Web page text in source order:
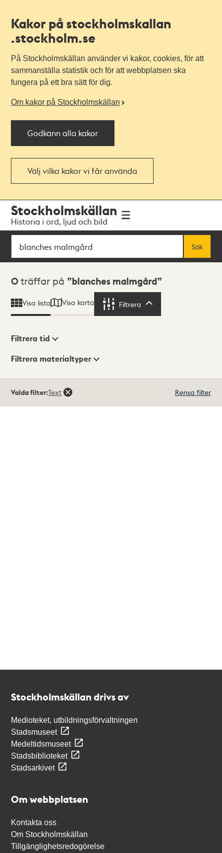
Kakor på stockholmskallan
.stockholm.se
På Stockholmskällan använder vi kakor, cookies, för att
sammanställa statistik och för att webbplatsen ska
fungera på ett bra sätt för dig.
Om kakor på Stockholmskällan
Godkänn alla kakor
Välj vilka kakor vi får använda
navigationen
huvudinnehållet
Stockholmskällan
Historia i ord, ljud och bild
Sök
Sök
Sökresultat
0 träffar på blanches malmgård
Visa lista Visa karta Filtrera
Visningsläge
Filtrera tid
Filtrera materialtyper
träffar
Valda filter:Text Rensa filter
Stockholmskällan drivs av
Medioteket, utbildningsförvaltningen
Stadsmuseet
Medeltidsmuseet
Stadsbiblioteket
Stadsarkivet
Om webbplatsen
Kontakta oss
Om Stockholmskällan
Tillgänglighetsredogörelse